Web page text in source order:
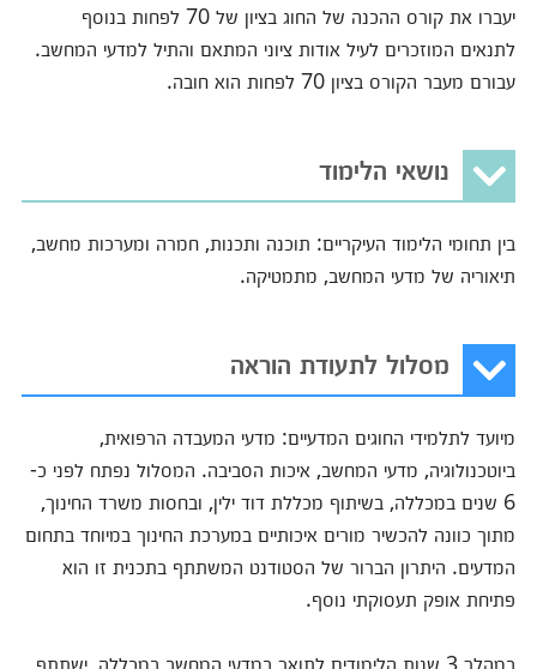
יעברו את קורס ההכנה של החוג בציון של 70 לפחות בנוסף
לתנאים המוזכרים לעיל אודות ציוני המתאם והתיל למדעי המחשב.
עבורם מעבר הקורס בציון 70 לפחות הוא חובה.
נושאי הלימוד
בין תחומי הלימוד העיקריים: תוכנה ותכנות, חמרה ומערכות מחשב,
תיאוריה של מדעי המחשב, מתמטיקה.
מסלול לתעודת הוראה
מיועד לתלמידי החוגים המדעיים: מדעי המעבדה הרפואית,
ביוטכנולוגיה, מדעי המחשב, איכות הסביבה. המסלול נפתח לפני כ-
6 שנים במכללה, בשיתוף מכללת דוד ילין, ובחסות משרד החינוך,
מתוך כוונה להכשיר מורים איכותיים במערכת החינוך במיוחד בתחום
המדעים. היתרון הברור של הסטודנט המשתתף בתכנית זו הוא
פתיחת אופק תעסוקתי נוסף.